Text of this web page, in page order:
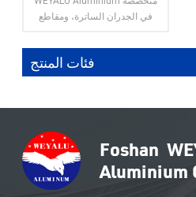
الزاوية بلاط تقليم
في الجدران الساترة، ومقاطع
ومقاطع الألمنيوم العامة، وأبواب
الألمنيوم، ونوافذ الألمنيوم، وتقليم
بلاط الألمنيوم.
فئات المنتج